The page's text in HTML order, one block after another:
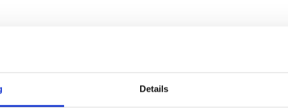
Details
met metallic toplaag